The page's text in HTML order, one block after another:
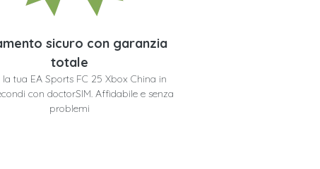
sicuro con garanzia
totale
la tua EA Sports FC 25 Xbox China in
con doctorSIM. Affidabile e senza
problemi